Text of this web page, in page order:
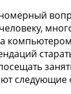
следующие